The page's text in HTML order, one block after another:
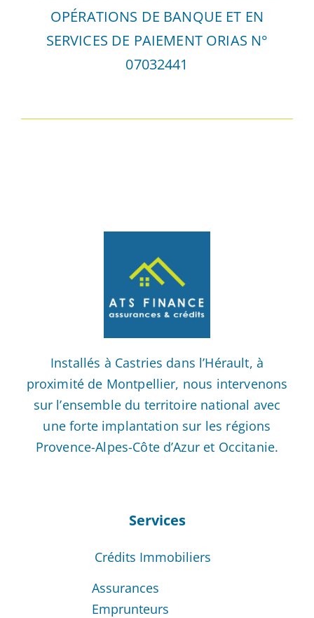
OPÉRATIONS DE BANQUE ET EN
SERVICES DE PAIEMENT ORIAS N°
07032441
Installés à Castries dans l’Hérault, à
proximité de Montpellier, nous intervenons
sur l’ensemble du territoire national avec
une forte implantation sur les régions
Provence-Alpes-Côte d’Azur et Occitanie.
Services
Crédits Immobiliers
Assurances
Emprunteurs